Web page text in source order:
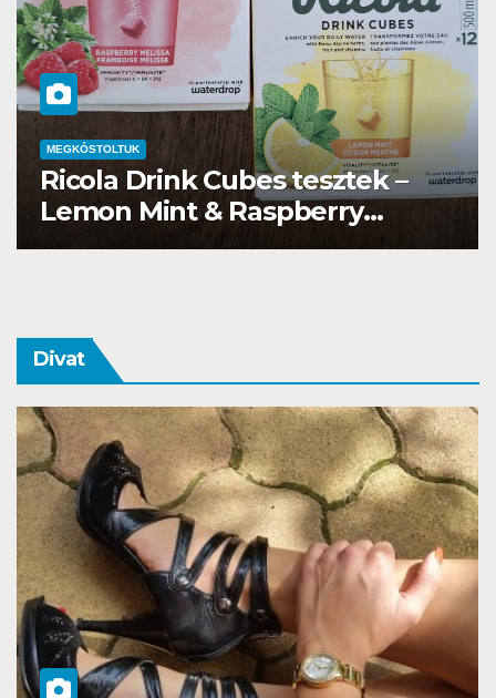
MEGKÓSTOLTUK
Waterdrop üdítő kapszula teszt
Divat